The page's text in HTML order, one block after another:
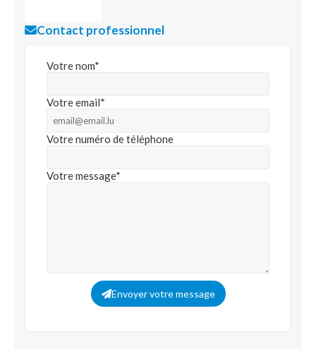
Contact professionnel
Votre nom*
Votre email*
Votre numéro de téléphone
Votre message*
Envoyer votre message